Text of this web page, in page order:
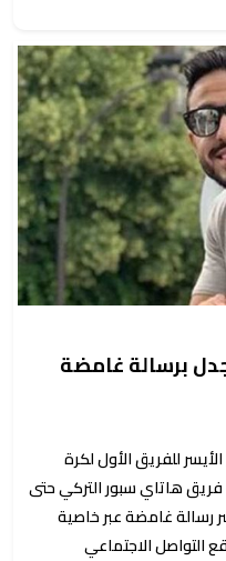
برسالة غامضة
للفريق الأول لكرة
فريق هاتاي سبور التركي حتى
رسالة غامضة عبر خاصية
التواصل الاجتماعي